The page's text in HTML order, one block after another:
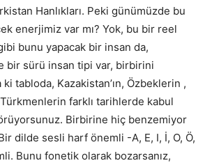
Hanlıkları. Peki günümüzde bu
enerjimiz var mı? Yok, bu bir reel
bunu yapacak bir insan da,
bir sürü insan tipi var, birbirini
ki tabloda, Kazakistan’ın, Özbeklerin ,
Türkmenlerin farklı tarihlerde kabul
Birbirine hiç benzemiyor
dilde sesli harf önemli -A, E, I, İ, O, Ö,
Bunu fonetik olarak bozarsanız,